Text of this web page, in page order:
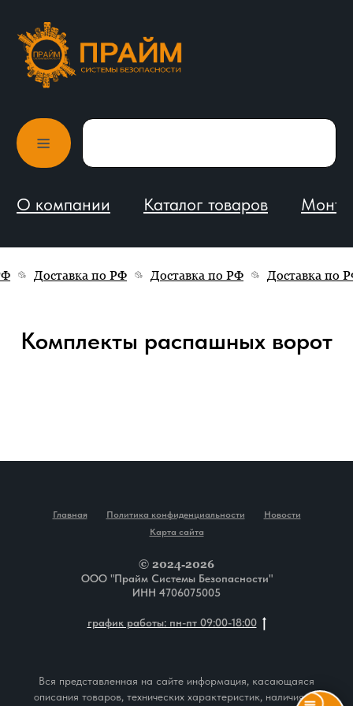
О компании
Catalog Favorites Cart
Доставка по РФ Доставка по РФ Доставка по
Комплекты распашных ворот
Главная Политика конфиденциальности
Новости
Карта сайта
© 2024-2026
ООО "Прайм Системы Безопасности"
ИНН 4706075005
график работы: пн-пт 09:00-18:00
Вся представленная на сайте информация, касающаяся
описания товаров, технических характеристик, наличия на